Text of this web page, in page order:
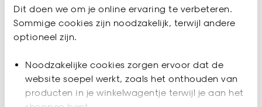
Dit doen we om je online ervaring te verbeteren.
Sommige cookies zijn noodzakelijk, terwijl andere
optioneel zijn.
Noodzakelijke cookies zorgen ervoor dat de
website soepel werkt, zoals het onthouden van
producten in je winkelwagentje terwijl je aan het
transparante kleur. 45 cm breed. 2 meter per rol.
Productspecificaties
EAN nummer 8712187004673